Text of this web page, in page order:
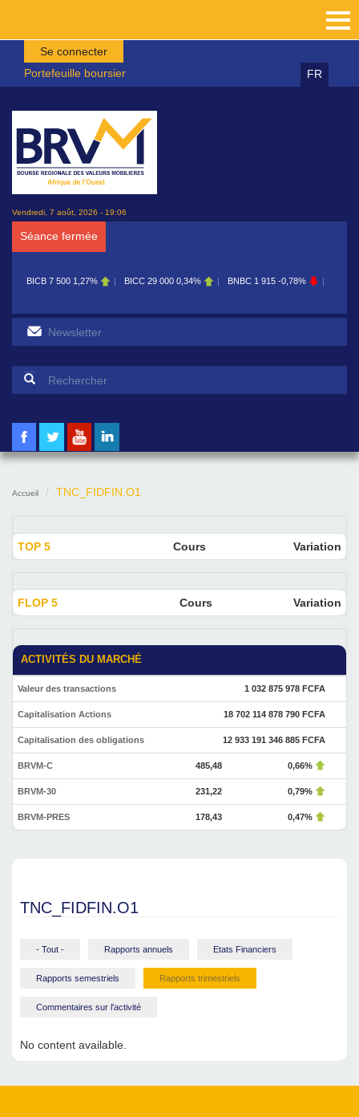
Aller au contenu principal
Se connecter
Portefeuille boursier
FR
Vendredi, 7 août, 2026 - 19:06
Séance fermée
BICB 7 500 1,27% BICC 29 000 0,34% BNBC 1 915 -0,78%
Formulaire de recherche
Accueil TNC_FIDFIN.O1
TOP 5 Cours Variation
FLOP 5 Cours Variation
ACTIVITÉS DU MARCHÉ
Valeur des transactions 1 032 875 978 FCFA
Capitalisation Actions 18 702 114 878 790 FCFA
Capitalisation des obligations 12 933 191 346 885 FCFA
BRVM-C 485,48 0,66%
BRVM-30 231,22 0,79%
BRVM-PRES 178,43 0,47%
TNC_FIDFIN.O1
- Tout - Rapports annuels Etats Financiers
Rapports semestriels Rapports trimestriels
Commentaires sur l'activité
No content available.